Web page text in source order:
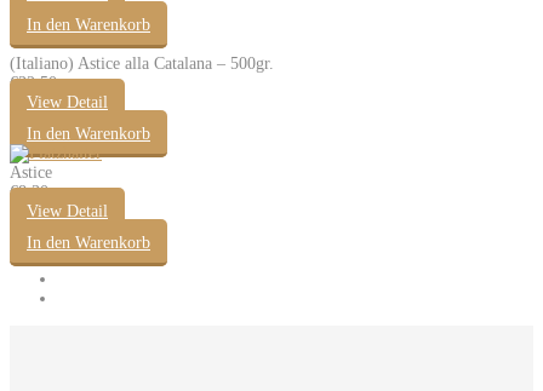
In den Warenkorb
(Italiano) Astice alla Catalana – 500gr.
€32.50
View Detail
In den Warenkorb
Astice
€8.30
View Detail
In den Warenkorb